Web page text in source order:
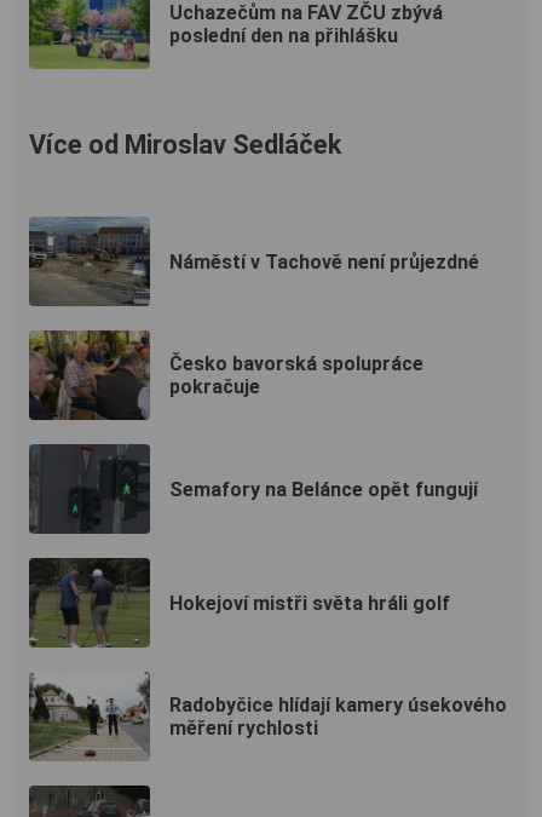
Uchazečům na FAV ZČU zbývá
poslední den na přihlášku
Více od Miroslav Sedláček
Náměstí v Tachově není průjezdné
Česko bavorská spolupráce
pokračuje
Semafory na Belánce opět fungují
Hokejoví mistři světa hráli golf
Radobyčice hlídají kamery úsekového
měření rychlosti